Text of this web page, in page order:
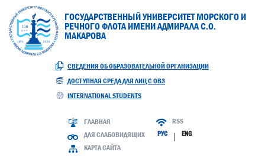
ГОСУДАРСТВЕННЫЙ УНИВЕРСИТЕТ МОРСКОГО И
РЕЧНОГО ФЛОТА ИМЕНИ АДМИРАЛА С.О.
МАКАРОВА
СВЕДЕНИЯ ОБ ОБРАЗОВАТЕЛЬНОЙ ОРГАНИЗАЦИИ
ДОСТУПНАЯ СРЕДА ДЛЯ ЛИЦ С ОВЗ
INTERNATIONAL STUDENTS
ГЛАВНАЯ
ДЛЯ СЛАБОВИДЯЩИХ
КАРТА САЙТА
RSS
РУС | ENG